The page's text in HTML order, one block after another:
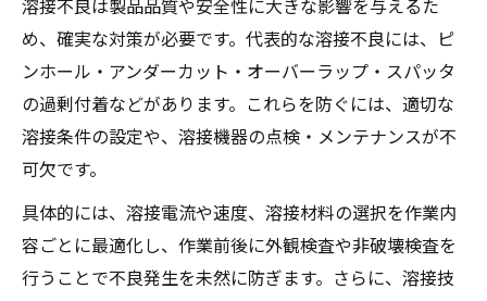
溶接不良は製品品質や安全性に大きな影響を与えるた
め、確実な対策が必要です。代表的な溶接不良には、ピ
ンホール・アンダーカット・オーバーラップ・スパッタ
の過剰付着などがあります。これらを防ぐには、適切な
溶接条件の設定や、溶接機器の点検・メンテナンスが不
可欠です。
具体的には、溶接電流や速度、溶接材料の選択を作業内
容ごとに最適化し、作業前後に外観検査や非破壊検査を
行うことで不良発生を未然に防ぎます。さらに、溶接技